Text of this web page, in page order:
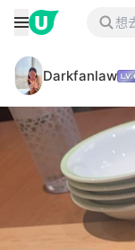
Darkfanlaw